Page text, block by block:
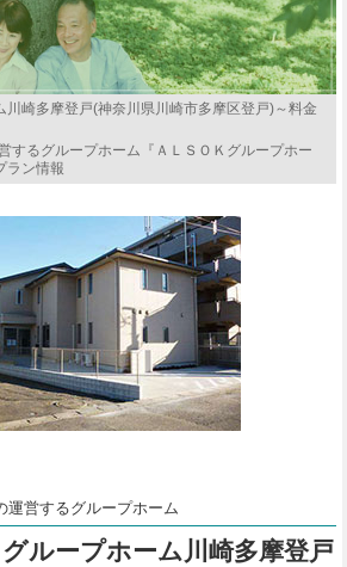
川崎多摩登戸(神奈川県川崎市多摩区登戸)～料金
するグループホーム『ＡＬＳＯＫグループホー
ラン情報
運営するグループホーム
ループホーム川崎多摩登戸